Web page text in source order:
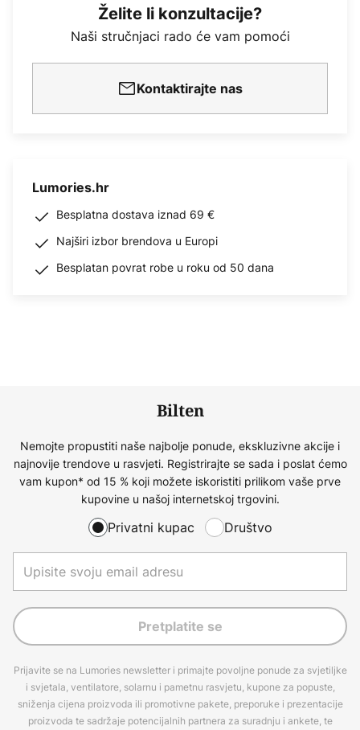
Želite li konzultacije?
Naši stručnjaci rado će vam pomoći
Kontaktirajte nas
Lumories.hr
Besplatna dostava iznad 69 €
Najširi izbor brendova u Europi
Besplatan povrat robe u roku od 50 dana
Bilten
Nemojte propustiti naše najbolje ponude, ekskluzivne akcije i
najnovije trendove u rasvjeti. Registrirajte se sada i poslat ćemo
vam kupon* od 15 % koji možete iskoristiti prilikom vaše prve
kupovine u našoj internetskoj trgovini.
Privatni kupac Društvo
Pretplatite se
Prijavite se na Lumories newsletter i primajte povoljne ponude za svjetiljke
i svjetala, ventilatore, solarnu i pametnu rasvjetu, kupone za popuste,
sniženja cijena proizvoda ili promotivne pakete, preporuke i prezentacije
proizvoda te sadržaje potencijalnih partnera za suradnju i ankete, te